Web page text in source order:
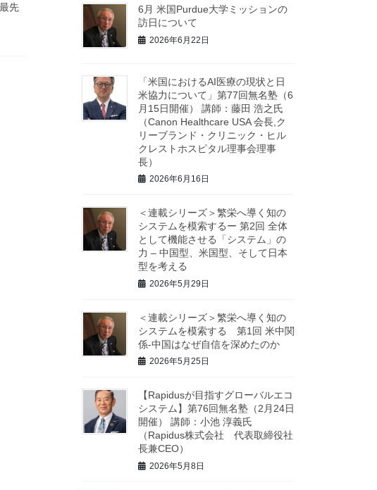
先
6月 米国Purdue大学ミッションの
訪日について
2026年6月22日
「米国におけるAI医療の現状と日
米協力について」第77回無名塾（6
月15日開催） 講師：藤田 浩之氏
（Canon Healthcare USA 会長,ク
リーブランド・クリニック・ヒル
クレストホスピタル理事会理事
長）
2026年6月16日
＜連載シリーズ＞繁栄へ導く知の
システムを模索するー 第2回 全体
として機能させる「システム」の
力 – 中国型、米国型、そして日本
型を考える
2026年5月29日
＜連載シリーズ＞繁栄へ導く知の
システムを模索する 第1回 米中関
係-中国はなぜ自信を深めたのか
2026年5月25日
【Rapidusが目指すグローバルエコ
システム】第76回無名塾（2月24日
開催） 講師：小池 淳義氏
（Rapidus株式会社 代表取締役社
長兼CEO）
2026年5月8日